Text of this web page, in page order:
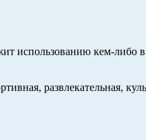
использованию кем-
развлекательная,